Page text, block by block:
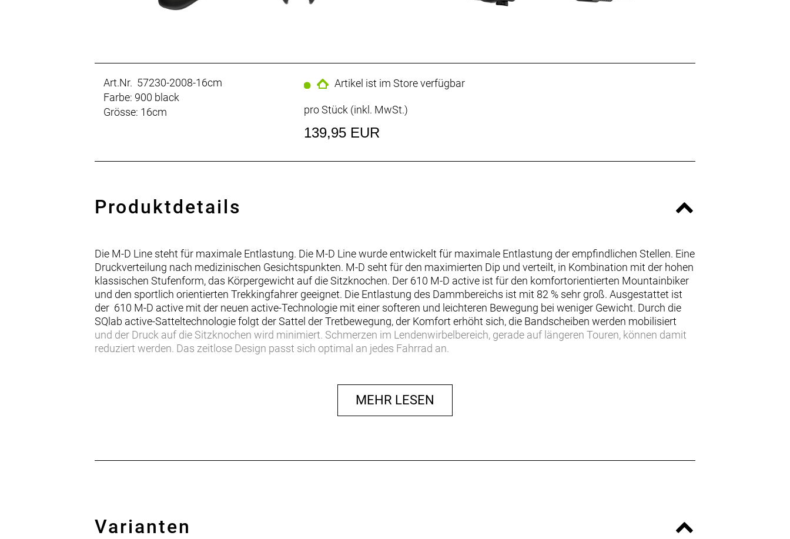
Art.Nr. 57230-2008-16cm
Farbe: 900 black
Grösse: 16cm
Artikel ist im Store verfügbar
pro Stück (inkl. MwSt.)
139,95 EUR
Produktdetails
Die M-D Line steht für maximale Entlastung. Die M-D Line wurde entwickelt für maximale Entlastung der empfindlichen Stellen. Eine
Druckverteilung nach medizinischen Gesichtspunkten. M-D seht für den maximierten Dip und verteilt, in Kombination mit der hohen
klassischen Stufenform, das Körpergewicht auf die Sitzknochen. Der 610 M-D active ist für den komfortorientierten Mountainbiker
und den sportlich orientierten Trekkingfahrer geeignet. Die Entlastung des Dammbereichs ist mit 82 % sehr groß. Ausgestattet ist
der 610 M-D active mit der neuen active-Technologie mit einer softeren und leichteren Bewegung bei weniger Gewicht. Durch die
SQlab active-Satteltechnologie folgt der Sattel der Tretbewegung, der Komfort erhöht sich, die Bandscheiben werden mobilisiert
und der Druck auf die Sitzknochen wird minimiert. Schmerzen im Lendenwirbelbereich, gerade auf längeren Touren, können damit
reduziert werden. Das zeitlose Design passt sich optimal an jedes Fahrrad an.
MEHR LESEN
Varianten